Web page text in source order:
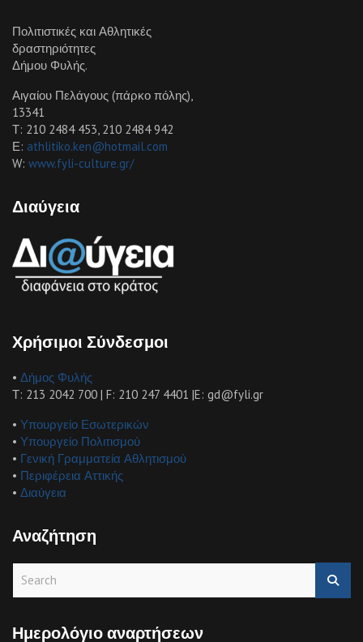
Πολιτιστικές και Αθλητικές
δραστηριότητες
Δήμου Φυλής.
Αιγαίου Πελάγους (πάρκο πόλης),
13341
Τ: 210 2484 453, 210 2484 942
Ε: athlitiko.ken@hotmail.com
W: www.fyli-culture.gr/
Διαύγεια
Χρήσιμοι Σύνδεσμοι
• Δήμος Φυλής
Τ: 213 2042 700 | F: 210 247 4401 |E: gd@fyli.gr
• Υπουργείο Εσωτερικών
• Υπουργείο Πολιτισμού
• Γενική Γραμματεία Αθλητισμού
• Περιφέρεια Αττικής
• Διαύγεια
Αναζήτηση
Ημερολόγιο αναρτήσεων